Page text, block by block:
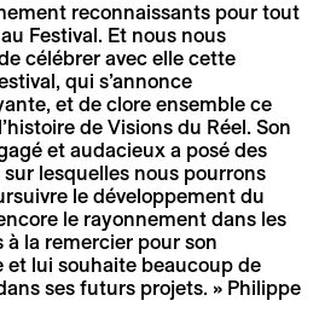
reconnaissants pour tout
Festival. Et nous nous
célébrer avec elle cette
qui s’annonce
et de clore ensemble ce
de Visions du Réel. Son
et audacieux a posé des
lesquelles nous pourrons
le développement du
le rayonnement dans les
à la remercier pour son
et lui souhaite beaucoup de
ses futurs projets. » Philippe